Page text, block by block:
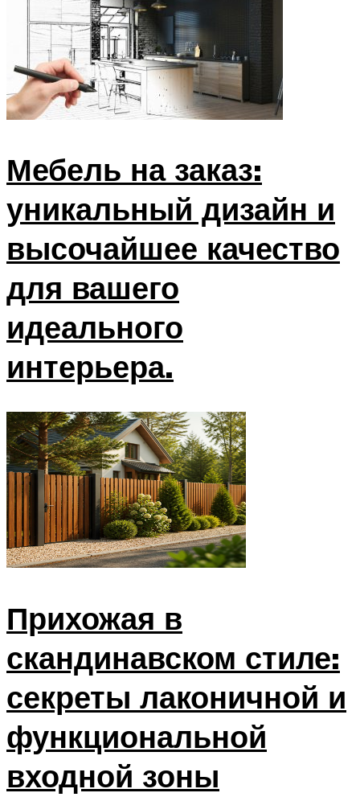
Мебель на заказ:
уникальный дизайн и
высочайшее качество
для вашего
идеального
интерьера.
Прихожая в
скандинавском стиле:
секреты лаконичной и
функциональной
входной зоны